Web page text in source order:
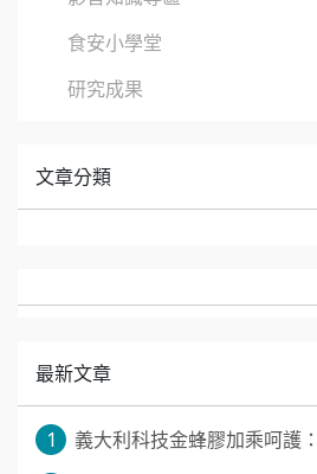
食安小學堂
研究成果
文章分類
最新文章
1
義大利科技金蜂膠加乘呵護